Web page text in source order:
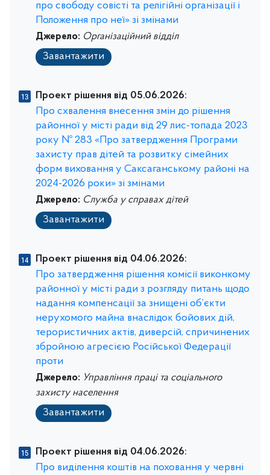
про свободу совісті та релігійні організації і
Положення про неї» зі змінами
Джерело: Організаційний відділ
Завантажити
Проект рішення від 05.06.2026:
Про схвалення внесення змін до рішення
районної у місті ради від 29 лис-топада 2023
року № 283 «Про затвердження Програми
захисту прав дітей та розвитку сімейних
форм виховання у Саксаганському районі на
2024-2026 роки» зі змінами
Джерело: Служба у справах дітей
Завантажити
Проект рішення від 04.06.2026:
Про затвердження рішення комісії виконкому
районної у місті ради з розгляду питань щодо
надання компенсації за знищені об’єкти
нерухомого майна внаслідок бойових дій,
терористичних актів, диверсій, спричинених
збройною агресією Російської Федерації
проти
Джерело: Управління праці та соціального
захисту населення
Завантажити
Проект рішення від 04.06.2026:
Про виділення коштів на поховання у червні